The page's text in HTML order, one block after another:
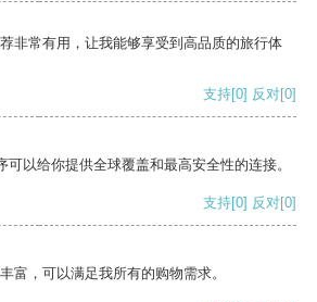
非常有用，让我能够享受到高品质的旅行体
支持[0] 反对[0]
以给你提供全球覆盖和最高安全性的连接。
支持[0] 反对[0]
富，可以满足我所有的购物需求。